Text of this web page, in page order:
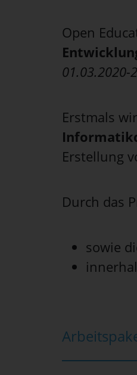
Open
01.03.2020-
Erstmals
Erstellung
Durch das
sowie